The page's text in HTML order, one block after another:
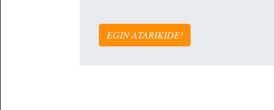
EGIN ATARIKIDE!